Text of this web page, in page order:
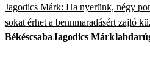
Jagodics Márk: Ha nyerünk, négy
sokat érhet a bennmaradásért zajló
BékéscsabaJagodics Márk